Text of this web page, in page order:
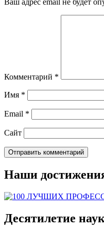
Ваш адрес email не будет
Комментарий *
Имя *
Email *
Сайт
Наши
Десятилетие